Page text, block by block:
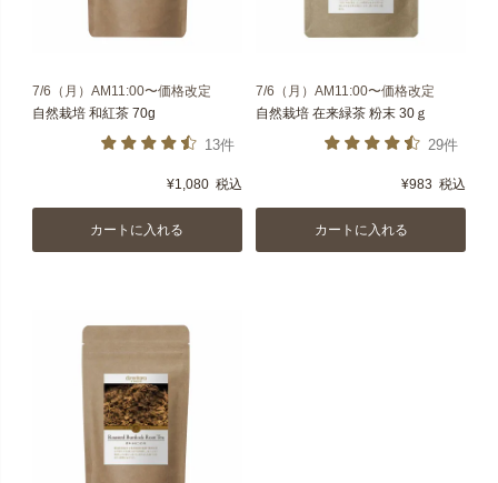
7/6（月）AM11:00〜価格改定
自然栽培 和紅茶 70g
13件
¥1,080 税込
カートに入れる
7/6（月）AM11:00〜価格改定
自然栽培 在来緑茶 粉末 30ｇ
29件
¥983 税込
カートに入れる